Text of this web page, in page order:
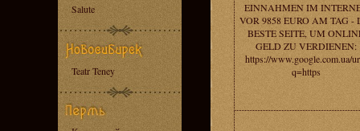
Salute
Teatr Teney
EINNAHMEN IM
VOR 9858 EURO AM TAG -
BESTE SEITE, UM
GELD ZU VERDIENEN:
https://www.google.com.ua/
q=https